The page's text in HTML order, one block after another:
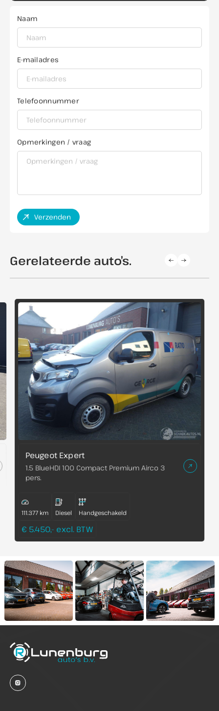
Naam
E-mailadres
Telefoonnummer
Opmerkingen / vraag
Verzenden
Gerelateerde auto’s.
Peugeot Expert
1.5 BlueHDI 100 Compact Premium Airco 3
pers.
111.377 km Diesel Handgeschakeld
€ 5.450,- excl. BTW